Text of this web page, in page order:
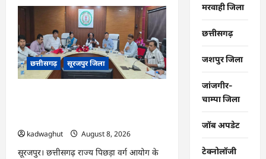
CG
:
मगरमच्छ
आने
से
गांव
में
मचा
हड़कंप
…
छत्तीसगढ़ सूरजपुर जिला
kadwaghut
August 8, 2026
सूरजपुर। छत्तीसगढ़ राज्य पिछड़ा वर्ग आयोग के
मरवाही जिला
छत्तीसगढ़
जशपुर जिला
जांजगीर-
चाम्पा जिला
जॉब अपडेट
टेक्नोलॉजी